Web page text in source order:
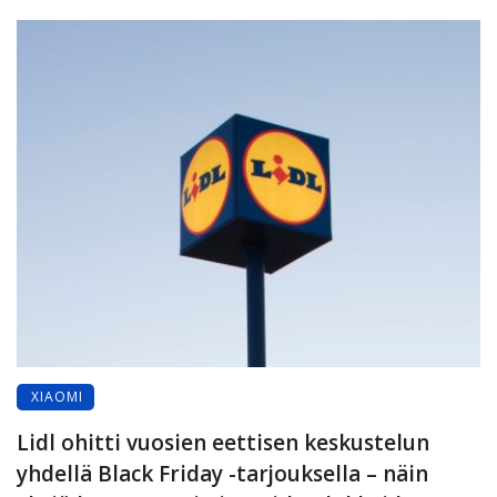
XIAOMI
Lidl ohitti vuosien eettisen keskustelun
yhdellä Black Friday -tarjouksella – näin